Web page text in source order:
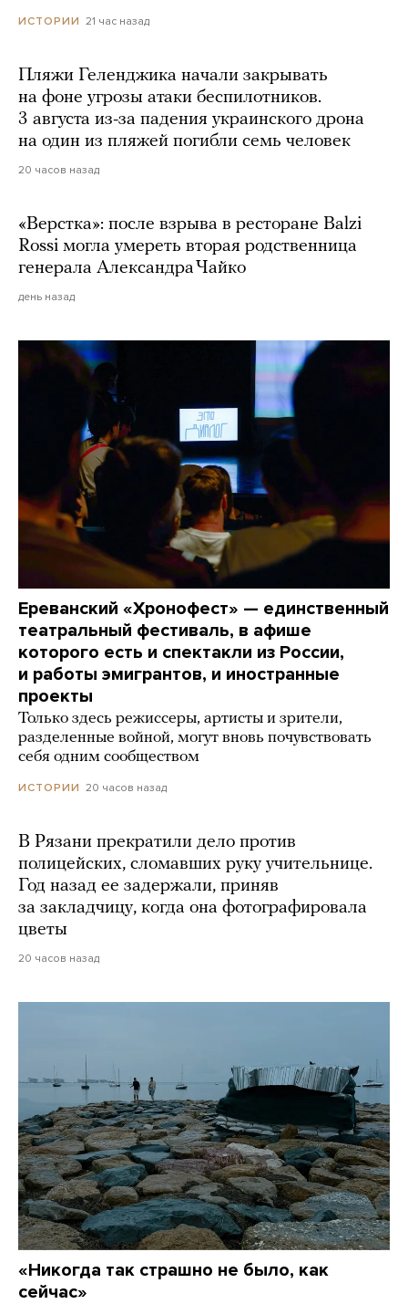
ИСТОРИИ 21 час назад
Пляжи Геленджика начали закрывать
на фоне угрозы атаки беспилотников.
3 августа из-за падения украинского дрона
на один из пляжей погибли семь человек
20 часов назад
«Верстка»: после взрыва в ресторане Balzi
Rossi могла умереть вторая родственница
генерала Александра Чайко
день назад
Ереванский «Хронофест» — единственный
театральный фестиваль, в афише
которого есть и спектакли из России,
и работы эмигрантов, и иностранные
проекты
Только здесь режиссеры, артисты и зрители,
разделенные войной, могут вновь почувствовать
себя одним сообществом
ИСТОРИИ 20 часов назад
В Рязани прекратили дело против
полицейских, сломавших руку учительнице.
Год назад ее задержали, приняв
за закладчицу, когда она фотографировала
цветы
20 часов назад
«Никогда так страшно не было, как
сейчас»